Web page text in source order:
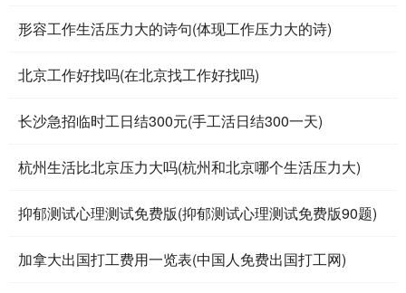
形容工作生活压力大的诗句(体现工作压力大的诗)
北京工作好找吗(在北京找工作好找吗)
长沙急招临时工日结300元(手工活日结300一天)
杭州生活比北京压力大吗(杭州和北京哪个生活压力大)
抑郁测试心理测试免费版(抑郁测试心理测试免费版90题)
加拿大出国打工费用一览表(中国人免费出国打工网)